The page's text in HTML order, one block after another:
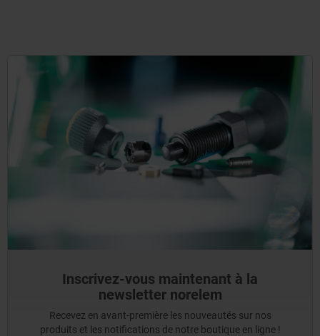
Inscrivez-vous maintenant à la
newsletter norelem
Recevez en avant-première les nouveautés sur nos
produits et les notifications de notre boutique en ligne !